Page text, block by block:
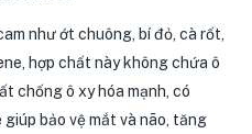
như ớt chuông, bí đỏ, cà rốt,
hợp chất này không chứa ô
chống ô xy hóa mạnh, có
bảo vệ mắt và não, tăng